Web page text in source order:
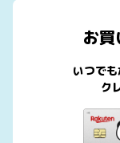
お
いつで
ク